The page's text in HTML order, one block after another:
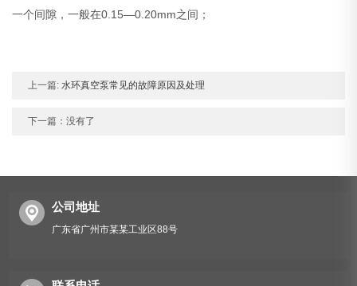
一个间隙，一般在0.15—0.20mm之间；
上一篇: 水环真空泵常见的故障原因及处理
下一篇：没有了
公司地址
广东省广州市某某工业区88号